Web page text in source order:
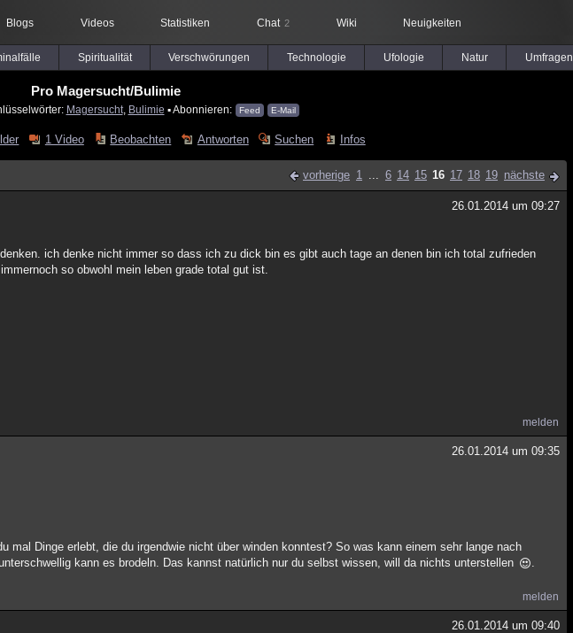
Blogs Videos Statistiken Chat 2 Wiki Neuigkeiten
Spiritualität Verschwörungen Technologie Ufologie Natur Umfragen
Pro Magersucht/Bulimie
Magersucht, Bulimie ▪ Abonnieren: Feed E-Mail
1 Video Beobachten Antworten Suchen Infos
vorherige 1 ... 6 14 15 16 17 18 19 nächste
26.01.2014 um 09:27
ich denke nicht immer so dass ich zu dick bin es gibt auch tage an denen bin ich total zufrieden
so obwohl mein leben grade total gut ist.
melden
26.01.2014 um 09:35
mal Dinge erlebt, die du irgendwie nicht über winden konntest? So was kann einem sehr lange nach
kann es brodeln. Das kannst natürlich nur du selbst wissen, will da nichts unterstellen
.
melden
26.01.2014 um 09:40